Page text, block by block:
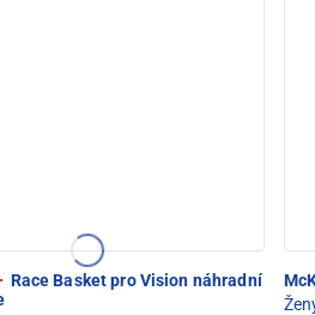
· Race Basket pro Vision náhradní